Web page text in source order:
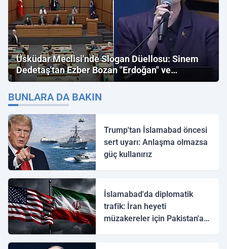
Üsküdar Meclisi'nde Slogan Düellosu: Sinem
Dedetaş'tan Ezber Bozan "Erdoğan" ve
"İmamoğlu" Çıkışı!
BUNLARA DA BAKIN
Trump'tan İslamabad öncesi
sert uyarı: Anlaşma olmazsa
güç kullanırız
İslamabad'da diplomatik
trafik: İran heyeti
müzakereler için Pakistan'a